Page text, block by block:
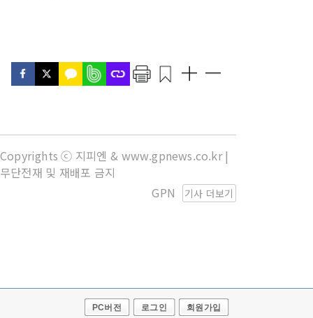
Copyrights ⓒ 지피엔 & www.gpnews.co.kr |
무단전재 및 재배포 금지
기사 더보기
GPN
PC버전 로그인 회원가입